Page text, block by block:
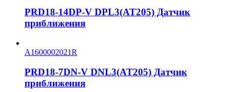
PRD18-14DP-V DPL3(AT205) Датчик
приближения
A1600002021R
PRD18-7DN-V DNL3(AT205) Датчик
приближения